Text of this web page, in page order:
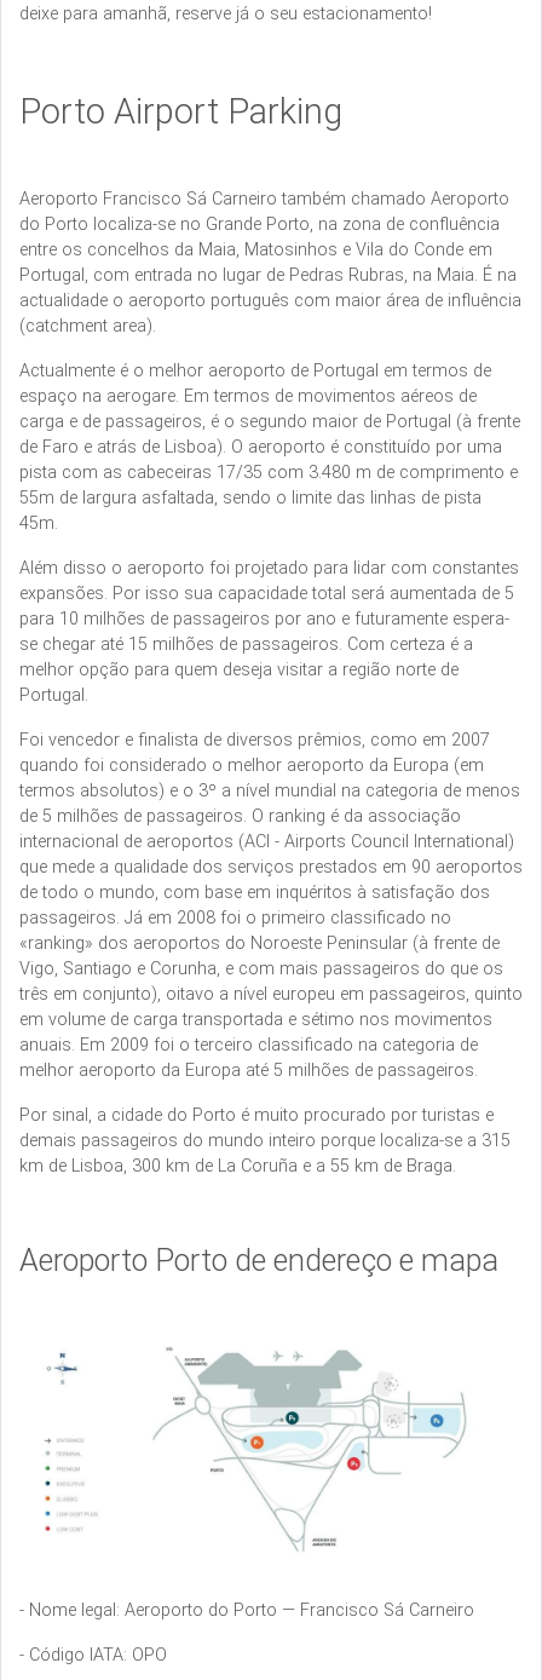
deixe para amanhã, reserve já o seu estacionamento!
Porto Airport Parking
Aeroporto Francisco Sá Carneiro também chamado Aeroporto
do Porto localiza-se no Grande Porto, na zona de confluência
entre os concelhos da Maia, Matosinhos e Vila do Conde em
Portugal, com entrada no lugar de Pedras Rubras, na Maia. É na
actualidade o aeroporto português com maior área de influência
(catchment area).
Actualmente é o melhor aeroporto de Portugal em termos de
espaço na aerogare. Em termos de movimentos aéreos de
carga e de passageiros, é o segundo maior de Portugal (à frente
de Faro e atrás de Lisboa). O aeroporto é constituído por uma
pista com as cabeceiras 17/35 com 3.480 m de comprimento e
55m de largura asfaltada, sendo o limite das linhas de pista
45m.
Além disso o aeroporto foi projetado para lidar com constantes
expansões. Por isso sua capacidade total será aumentada de 5
para 10 milhões de passageiros por ano e futuramente espera-
se chegar até 15 milhões de passageiros. Com certeza é a
melhor opção para quem deseja visitar a região norte de
Portugal.
Foi vencedor e finalista de diversos prêmios, como em 2007
quando foi considerado o melhor aeroporto da Europa (em
termos absolutos) e o 3º a nível mundial na categoria de menos
de 5 milhões de passageiros. O ranking é da associação
internacional de aeroportos (ACI - Airports Council International)
que mede a qualidade dos serviços prestados em 90 aeroportos
de todo o mundo, com base em inquéritos à satisfação dos
passageiros. Já em 2008 foi o primeiro classificado no
«ranking» dos aeroportos do Noroeste Peninsular (à frente de
Vigo, Santiago e Corunha, e com mais passageiros do que os
três em conjunto), oitavo a nível europeu em passageiros, quinto
em volume de carga transportada e sétimo nos movimentos
anuais. Em 2009 foi o terceiro classificado na categoria de
melhor aeroporto da Europa até 5 milhões de passageiros.
Por sinal, a cidade do Porto é muito procurado por turistas e
demais passageiros do mundo inteiro porque localiza-se a 315
km de Lisboa, 300 km de La Coruña e a 55 km de Braga.
Aeroporto Porto de endereço e mapa
- Nome legal: Aeroporto do Porto — Francisco Sá Carneiro
- Código IATA: OPO